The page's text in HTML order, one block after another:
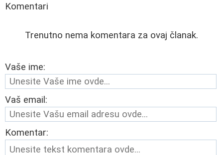
Komentari
Trenutno nema komentara za ovaj članak.
Vaše ime:
Vaš email:
Komentar: